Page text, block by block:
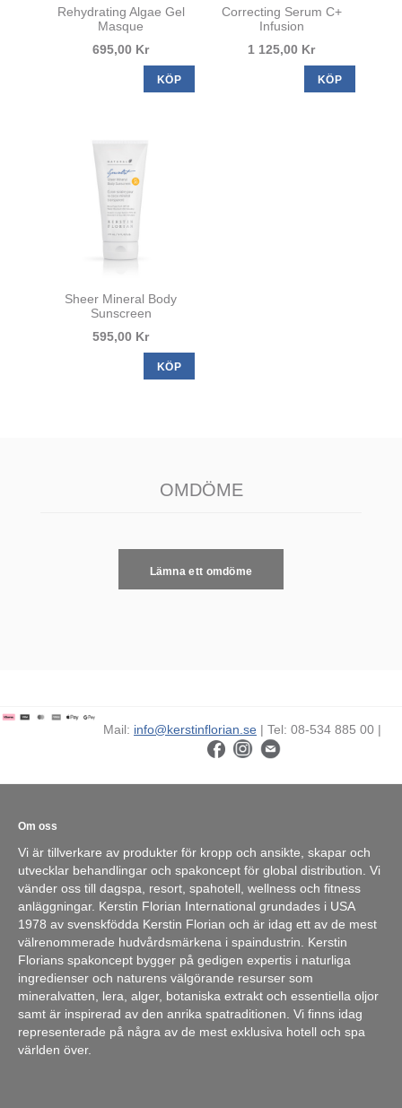
Rehydrating Algae Gel
Masque
695,00 Kr
KÖP
Correcting Serum C+
Infusion
1 125,00 Kr
KÖP
Sheer Mineral Body
Sunscreen
595,00 Kr
KÖP
OMDÖME
Lämna ett omdöme
Mail: info@kerstinflorian.se | Tel: 08-534 885 00 |
Om oss
Vi är tillverkare av produkter för kropp och ansikte, skapar och
utvecklar behandlingar och spakoncept för global distribution. Vi
vänder oss till dagspa, resort, spahotell, wellness och fitness
anläggningar. Kerstin Florian International grundades i USA
1978 av svenskfödda Kerstin Florian och är idag ett av de mest
välrenommerade hudvårdsmärkena i spaindustrin. Kerstin
Florians spakoncept bygger på gedigen expertis i naturliga
ingredienser och naturens välgörande resurser som
mineralvatten, lera, alger, botaniska extrakt och essentiella oljor
samt är inspirerad av den anrika spatraditionen. Vi finns idag
representerade på några av de mest exklusiva hotell och spa
världen över.